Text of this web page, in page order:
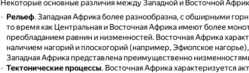
Некоторые основные различия между Западной и Восточной
Рельеф. Западная Африка более разнообразна, с обширными
то время как Центральная и Восточная Африка имеют более
преобладанием равнин и низменностей. Восточная Африка
наличием нагорий и плоскогорий (например, Эфиопское
Западная Африка представлена преимущественно
Тектонические процессы. Восточная Африка характеризуется